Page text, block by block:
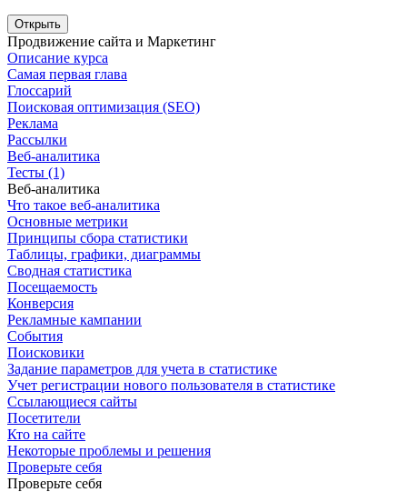
Открыть
Продвижение сайта и Маркетинг
Описание курса
Самая первая глава
Глоссарий
Поисковая оптимизация (SEO)
Реклама
Рассылки
Веб-аналитика
Тесты (1)
Веб-аналитика
Что такое веб-аналитика
Основные метрики
Принципы сбора статистики
Таблицы, графики, диаграммы
Сводная статистика
Посещаемость
Конверсия
Рекламные кампании
События
Поисковики
Задание параметров для учета в статистике
Учет регистрации нового пользователя в статистике
Ссылающиеся сайты
Посетители
Кто на сайте
Некоторые проблемы и решения
Проверьте себя
Проверьте себя